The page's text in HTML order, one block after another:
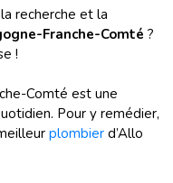
recherche et la
Franche-Comté ?
!
Comté est une
Pour y remédier,
plombier d’Allo